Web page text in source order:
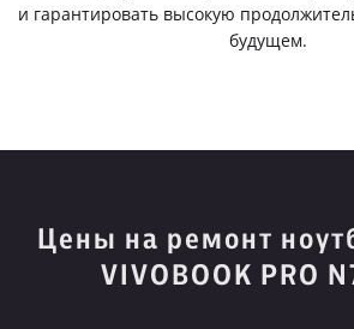
и гарантировать высокую
будущем.
Цены на ремонт
VIVOBOOK PRO